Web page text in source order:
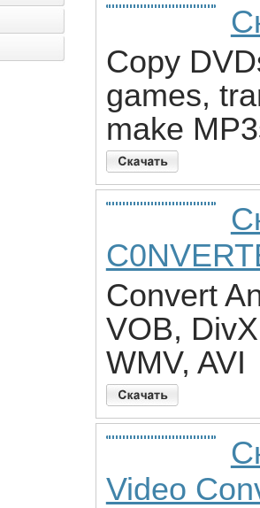
Copy
games,
make
Convert
VOB,
WMV, AVI
Video